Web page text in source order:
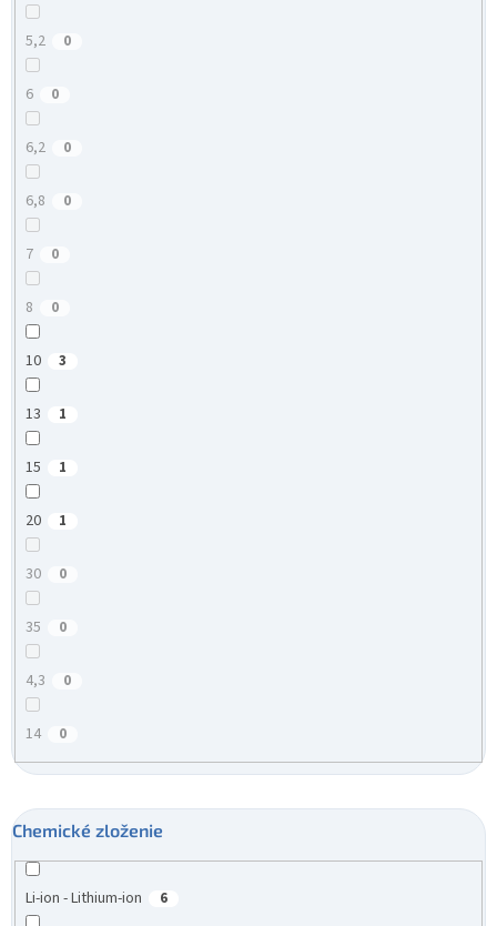
5,2 0
6 0
6,2 0
6,8 0
7 0
8 0
10 3
13 1
15 1
20 1
30 0
35 0
4,3 0
14 0
Chemické zloženie
Li-ion - Lithium-ion 6